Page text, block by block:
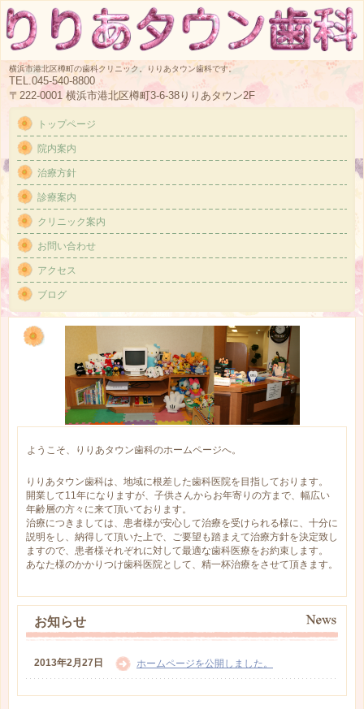
横浜市港北区樽町の歯科クリニック。りりあタウン歯科です。
TEL.045-540-8800
〒222-0001 横浜市港北区樽町3-6-38りりあタウン2F
トップページ
院内案内
治療方針
診療案内
クリニック案内
お問い合わせ
アクセス
ブログ
ようこそ、りりあタウン歯科のホームページへ。
りりあタウン歯科は、地域に根差した歯科医院を目指しております。
開業して11年になりますが、子供さんからお年寄りの方まで、幅広い
年齢層の方々に来て頂いております。
治療につきましては、患者様が安心して治療を受けられる様に、十分に
説明をし、納得して頂いた上で、ご要望も踏まえて治療方針を決定致し
ますので、患者様それぞれに対して最適な歯科医療をお約束します。
あなた様のかかりつけ歯科医院として、精一杯治療をさせて頂きます。
お知らせ
2013年2月27日 ホームページを公開しました。